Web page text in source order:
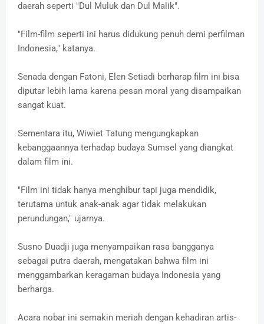
daerah seperti "Dul Muluk dan Dul Malik".
"Film-film seperti ini harus didukung penuh demi perfilman
Indonesia," katanya.
Senada dengan Fatoni, Elen Setiadi berharap film ini bisa
diputar lebih lama karena pesan moral yang disampaikan
sangat kuat.
Sementara itu, Wiwiet Tatung mengungkapkan
kebanggaannya terhadap budaya Sumsel yang diangkat
dalam film ini.
"Film ini tidak hanya menghibur tapi juga mendidik,
terutama untuk anak-anak agar tidak melakukan
perundungan," ujarnya.
Susno Duadji juga menyampaikan rasa bangganya
sebagai putra daerah, mengatakan bahwa film ini
menggambarkan keragaman budaya Indonesia yang
berharga.
Acara nobar ini semakin meriah dengan kehadiran artis-